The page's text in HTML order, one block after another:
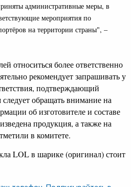
административные меры, в
мероприятия по
на территории страны", –
относиться более ответственно
рекомендует запрашивать у
подтверждающий
обращать внимание на
об изготовителе и составе
продукция, а также на
в комитете.
LOL в шарике (оригинал) стоит